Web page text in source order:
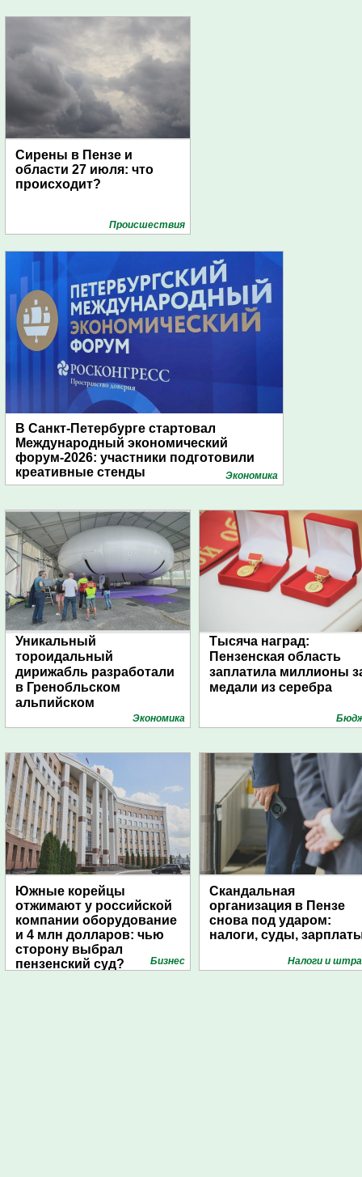
Сирены в Пензе и
области 27 июля: что
происходит?
Проиcшествия
В Санкт-Петербурге стартовал
Международный экономический
форум-2026: участники подготовили
креативные стенды
Экономика
Уникальный
тороидальный
дирижабль разработали
в Гренобльском
альпийском
Экономика
Тысяча наград:
Пензенская область
заплатила миллионы
медали из серебра
Южные корейцы
отжимают у российской
компании оборудование
и 4 млн долларов: чью
сторону выбрал
пензенский суд?
Бизнес
Скандальная
организация в Пензе
снова под ударом:
налоги, суды,
Налоги и